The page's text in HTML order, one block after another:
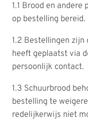
1.1 Brood en
op bestelling bereid.
1.2 Bestellingen
heeft geplaatst via
persoonlijk contact.
1.3 Schuurbrood
bestelling te
redelijkerwijs niet